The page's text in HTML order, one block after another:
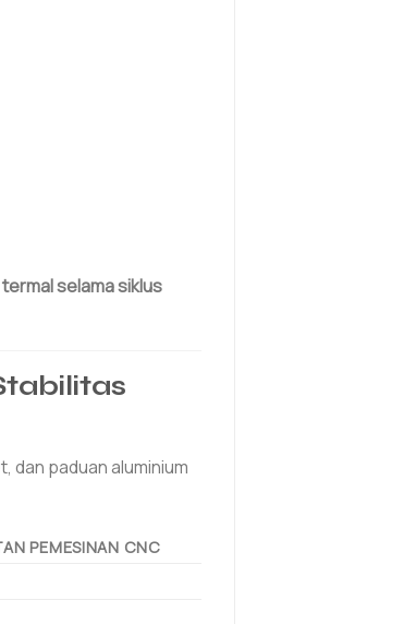
selama siklus
dan paduan aluminium
PEMESINAN CNC